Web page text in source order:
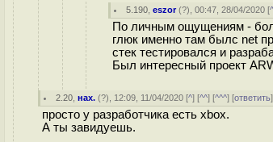
5.190 ,eszor(?), 00:47, 28/04/2020 [
По личным ощущениям -
глюк именно там былс net
стек тестировался и
Был интересный проект
2.20 ,нах. (?), 12:09, 11/04/2020 [^] [^^] [^^^] [ответить
просто у разработчика есть xbox.
А ты завидуешь.